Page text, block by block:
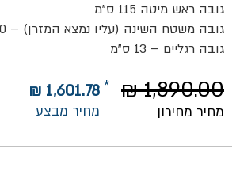
גובה ראש מיטה 115 ס”מ
גובה משטח השינה (עליו נמצא המזרן) – 30 ס”מ
גובה רגליים – 13 ס”מ
מחיר מבצע
1,601.78 ₪
מחיר מחירון
1,890.00 ₪